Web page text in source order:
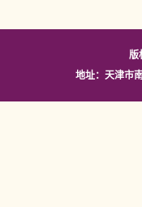
版
地址：天津市